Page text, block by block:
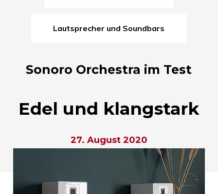
Lautsprecher und Soundbars
Sonoro Orchestra im Test
Edel und klangstark
27. August 2020